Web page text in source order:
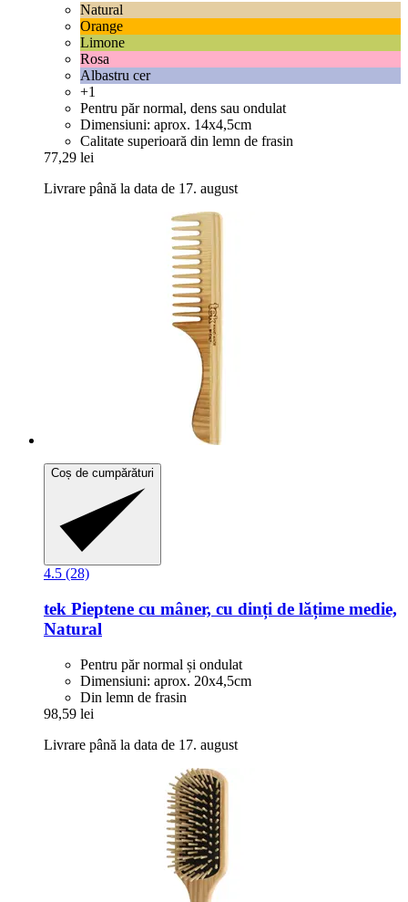
Natural
Orange
Limone
Rosa
Albastru cer
+1
Pentru păr normal, dens sau ondulat
Dimensiuni: aprox. 14x4,5cm
Calitate superioară din lemn de frasin
77,29 lei
Livrare până la data de 17. august
Coș de cumpărături
4.5 (28)
tek Pieptene cu mâner, cu dinți de lățime medie,
Natural
Pentru păr normal și ondulat
Dimensiuni: aprox. 20x4,5cm
Din lemn de frasin
98,59 lei
Livrare până la data de 17. august